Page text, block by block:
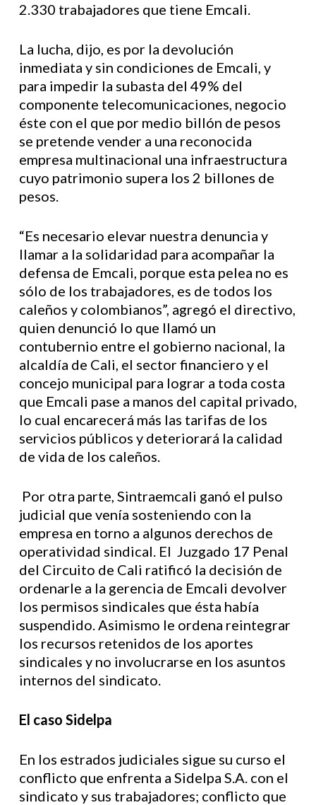
2.330 trabajadores que tiene Emcali.
La lucha, dijo, es por la devolución
inmediata y sin condiciones de Emcali, y
para impedir la subasta del 49% del
componente telecomunicaciones, negocio
éste con el que por medio billón de pesos
se pretende vender a una reconocida
empresa multinacional una infraestructura
cuyo patrimonio supera los 2 billones de
pesos.
“Es necesario elevar nuestra denuncia y
llamar a la solidaridad para acompañar la
defensa de Emcali, porque esta pelea no es
sólo de los trabajadores, es de todos los
caleños y colombianos”, agregó el directivo,
quien denunció lo que llamó un
contubernio entre el gobierno nacional, la
alcaldía de Cali, el sector financiero y el
concejo municipal para lograr a toda costa
que Emcali pase a manos del capital privado,
lo cual encarecerá más las tarifas de los
servicios públicos y deteriorará la calidad
de vida de los caleños.
Por otra parte, Sintraemcali ganó el pulso
judicial que venía sosteniendo con la
empresa en torno a algunos derechos de
operatividad sindical. El Juzgado 17 Penal
del Circuito de Cali ratificó la decisión de
ordenarle a la gerencia de Emcali devolver
los permisos sindicales que ésta había
suspendido. Asimismo le ordena reintegrar
los recursos retenidos de los aportes
sindicales y no involucrarse en los asuntos
internos del sindicato.
El caso Sidelpa
En los estrados judiciales sigue su curso el
conflicto que enfrenta a Sidelpa S.A. con el
sindicato y sus trabajadores; conflicto que